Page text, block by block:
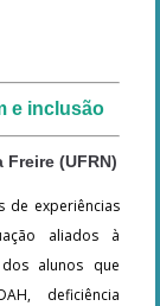
e inclusão
(UFRN)
de experiências
aliados à
alunos que
deficiência